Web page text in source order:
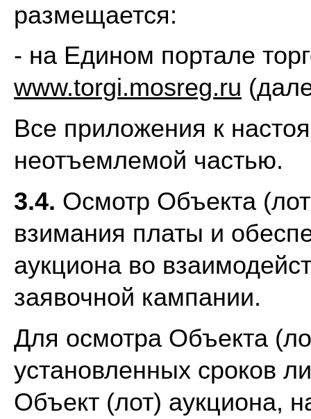
размещается:
- на Едином портале
www.torgi.mosreg.ru
Все приложения к
неотъемлемой частью.
3.4. Осмотр Объекта
взимания платы и
аукциона во
заявочной кампании.
Для осмотра Объекта
установленных сроков
Объект (лот) аукциона,